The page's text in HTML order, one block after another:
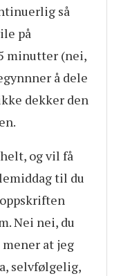
så
på
minutter (nei,
å dele
dekker den
og vil få
til du
Nei nei, du
at jeg
selvfølgelig,